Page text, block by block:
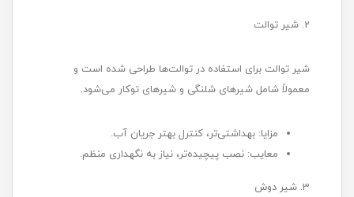
2. شیر توالت
شیر توالت برای استفاده در توالت‌ها طراحی شده است و
معمولاً شامل شیرهای شلنگی و شیرهای توکار می‌شود.
مزایا: بهداشتی‌تر، کنترل بهتر جریان آب.
معایب: نصب پیچیده‌تر، نیاز به نگهداری منظم.
3. شیر دوش